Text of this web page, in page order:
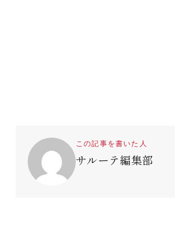
この記事を書いた人
サルーテ編集部